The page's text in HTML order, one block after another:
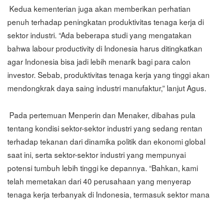
Kedua kementerian juga akan memberikan perhatian
penuh terhadap peningkatan produktivitas tenaga kerja di
sektor industri. “Ada beberapa studi yang mengatakan
bahwa labour productivity di Indonesia harus ditingkatkan
agar Indonesia bisa jadi lebih menarik bagi para calon
investor. Sebab, produktivitas tenaga kerja yang tinggi akan
mendongkrak daya saing industri manufaktur,” lanjut Agus.
Pada pertemuan Menperin dan Menaker, dibahas pula
tentang kondisi sektor-sektor industri yang sedang rentan
terhadap tekanan dari dinamika politik dan ekonomi global
saat ini, serta sektor-sektor industri yang mempunyai
potensi tumbuh lebih tinggi ke depannya. “Bahkan, kami
telah memetakan dari 40 perusahaan yang menyerap
tenaga kerja terbanyak di Indonesia, termasuk sektor mana